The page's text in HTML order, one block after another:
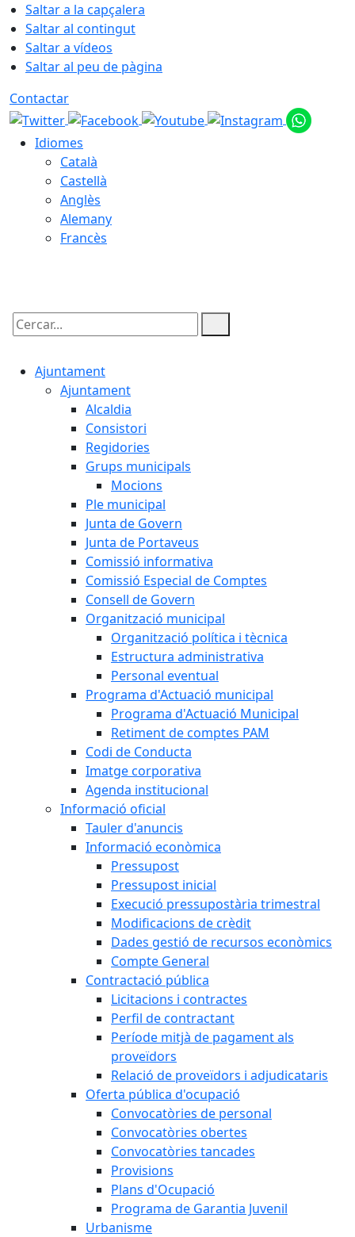
Saltar a la capçalera
Saltar al contingut
Saltar a vídeos
Saltar al peu de pàgina
Contactar
Idiomes
Català
Castellà
Anglès
Alemany
Francès
Cercar:
Ajuntament
Ajuntament
Alcaldia
Consistori
Regidories
Grups municipals
Mocions
Ple municipal
Junta de Govern
Junta de Portaveus
Comissió informativa
Comissió Especial de Comptes
Consell de Govern
Organització municipal
Organització política i tècnica
Estructura administrativa
Personal eventual
Programa d'Actuació municipal
Programa d'Actuació Municipal
Retiment de comptes PAM
Codi de Conducta
Imatge corporativa
Agenda institucional
Informació oficial
Tauler d'anuncis
Informació econòmica
Pressupost
Pressupost inicial
Execució pressupostària trimestral
Modificacions de crèdit
Dades gestió de recursos econòmics
Compte General
Contractació pública
Licitacions i contractes
Perfil de contractant
Període mitjà de pagament als
proveïdors
Relació de proveïdors i adjudicataris
Oferta pública d'ocupació
Convocatòries de personal
Convocatòries obertes
Convocatòries tancades
Provisions
Plans d'Ocupació
Programa de Garantia Juvenil
Urbanisme